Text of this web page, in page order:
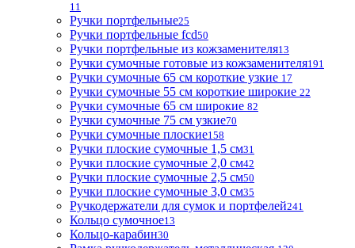
11
Ручки портфельные25
Ручки портфельные fcd50
Ручки портфельные из кожзаменителя13
Ручки сумочные готовые из кожзаменителя191
Ручки сумочные 65 см короткие узкие 17
Ручки сумочные 55 см короткие широкие 22
Ручки сумочные 65 см широкие 82
Ручки сумочные 75 см узкие70
Ручки сумочные плоские158
Ручки плоские сумочные 1,5 см31
Ручки плоские сумочные 2,0 см42
Ручки плоские сумочные 2,5 см50
Ручки плоские сумочные 3,0 см35
Ручкодержатели для сумок и портфелей241
Кольцо сумочное13
Кольцо-карабин30